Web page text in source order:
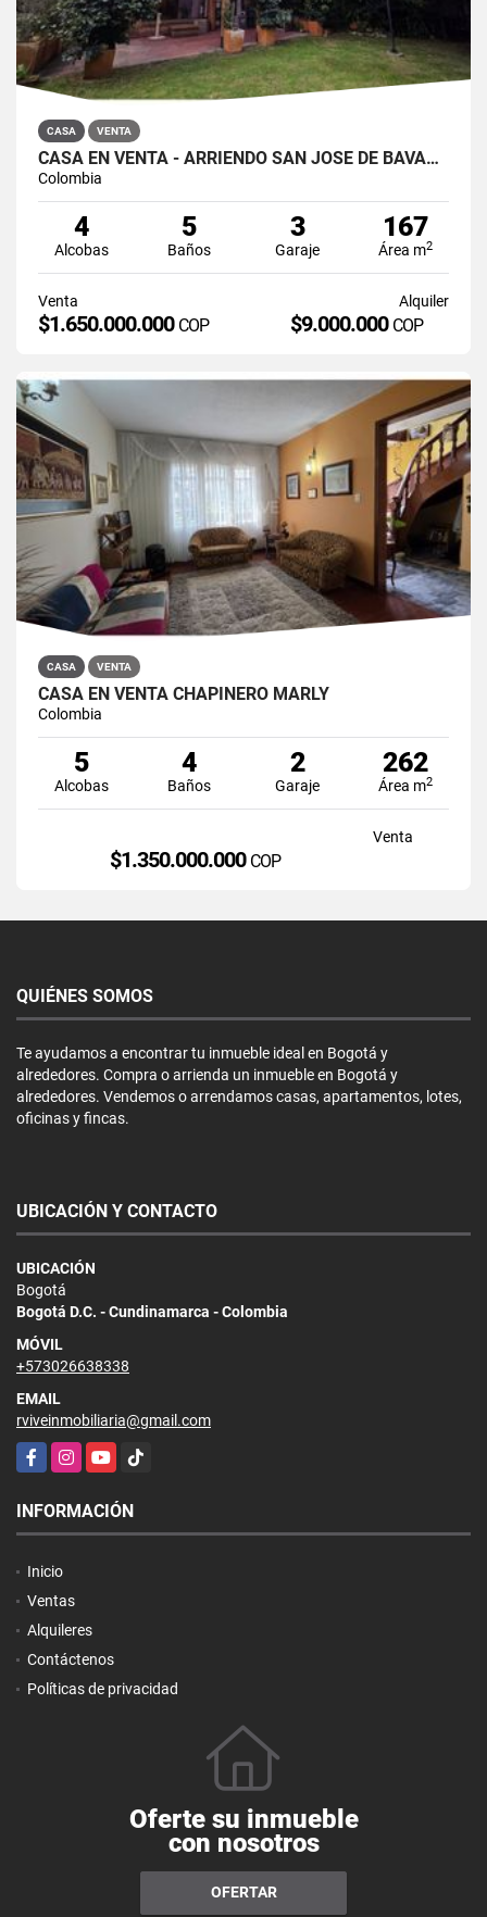
CASA VENTA
CASA EN VENTA - ARRIENDO SAN JOSÉ DE BAVARIA
Colombia
4
Alcobas
5
Baños
3
Garaje
167
Área m2
Venta
$1.650.000.000 COP
Alquiler
$9.000.000 COP
CASA VENTA
CASA EN VENTA CHAPINERO MARLY
Colombia
5
Alcobas
4
Baños
2
Garaje
262
Área m2
Venta
$1.350.000.000 COP
QUIÉNES SOMOS
Te ayudamos a encontrar tu inmueble ideal en Bogotá y
alrededores. Compra o arrienda un inmueble en Bogotá y
alrededores. Vendemos o arrendamos casas, apartamentos, lotes,
oficinas y fincas.
UBICACIÓN Y CONTACTO
UBICACIÓN
Bogotá
Bogotá D.C. - Cundinamarca - Colombia
MÓVIL
+573026638338
EMAIL
rviveinmobiliaria@gmail.com
FacebookInstagramYouTubeTikTok
INFORMACIÓN
Inicio
Ventas
Alquileres
Contáctenos
Políticas de privacidad
Oferte su inmueble
con nosotros
OFERTAR